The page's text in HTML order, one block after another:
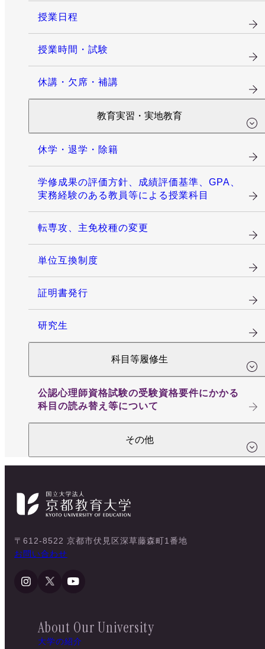
授業日程
授業時間・試験
休講・欠席・補講
教育実習・実地教育
休学・退学・除籍
学修成果の評価方針、成績評価基準、GPA、
実務経験のある教員等による授業科目
転専攻、主免校種の変更
単位互換制度
証明書発行
研究生
科目等履修生
公認心理師資格試験の受験資格要件にかかる
科目の読み替え等について
その他
〒612-8522 京都市伏見区深草藤森町1番地
お問い合わせ
About Our University
大学の紹介